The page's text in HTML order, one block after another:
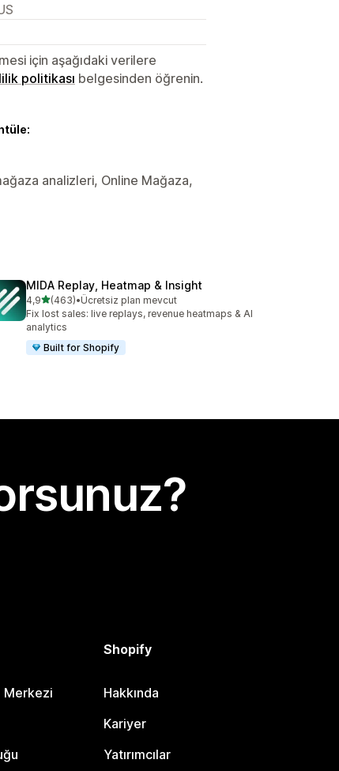
için aşağıdaki verilere
politikası belgesinden öğrenin.
analizleri, Online Mağaza,
MIDA Replay, Heatmap & Insight
4,95 yıldız üzerinden
(463)
toplam 463 değerlendirme
•Ücretsiz plan mevcut
Fix lost sales: live replays, revenue heatmaps & AI
analytics
Built for Shopify
Merkezi
Shopify
Hakkında
Kariyer
Yatırımcılar